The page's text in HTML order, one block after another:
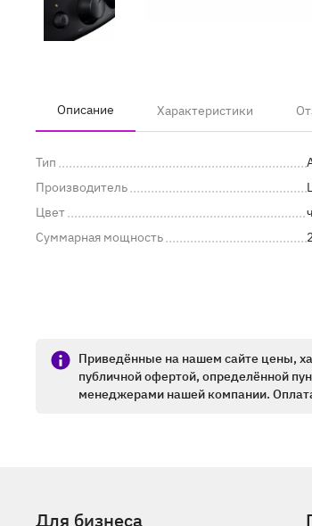
Описание Характеристики
Тип
Производитель
Цвет
Суммарная мощность
Приведённые на нашем сайте цены,
публичной офертой, определённой
менеджерами нашей компании.
Для бизнеса